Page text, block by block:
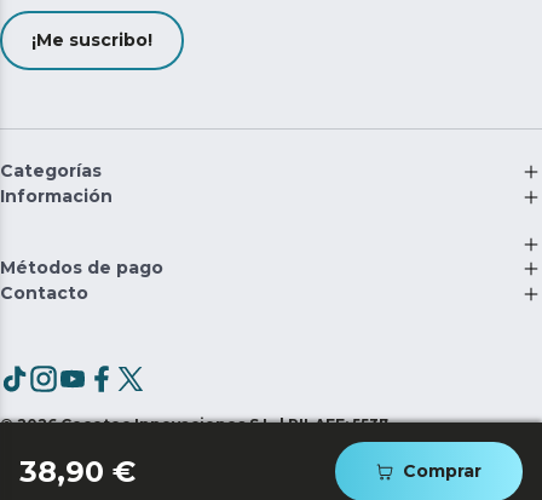
38,90 € Comprar
¡Me suscribo!
Categorías
Información
Métodos de pago
Contacto
©2026 Cecotec Innovaciones S.L. | RII-AEE: 5537